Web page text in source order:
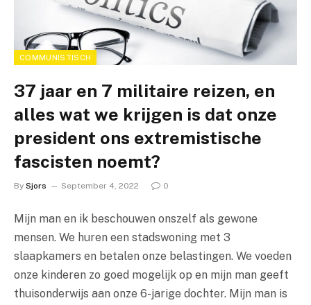
COMMUNISTISCH
37 jaar en 7 militaire reizen, en
alles wat we krijgen is dat onze
president ons extremistische
fascisten noemt?
By Sjors September 4, 2022 0
Mijn man en ik beschouwen onszelf als gewone
mensen. We huren een stadswoning met 3
slaapkamers en betalen onze belastingen. We voeden
onze kinderen zo goed mogelijk op en mijn man geeft
thuisonderwijs aan onze 6-jarige dochter. Mijn man is